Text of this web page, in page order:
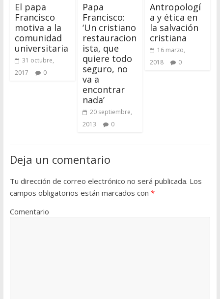
El papa
Francisco
motiva a la
comunidad
universitaria
31 octubre,
2017
0
Papa
Francisco:
‘Un cristiano
restauracion
ista, que
quiere todo
seguro, no
va a
encontrar
nada’
20 septiembre,
2013
0
Antropologí
a y ética en
la salvación
cristiana
16 marzo,
2018
0
Deja un comentario
Tu dirección de correo electrónico no será publicada. Los
campos obligatorios están marcados con *
Comentario